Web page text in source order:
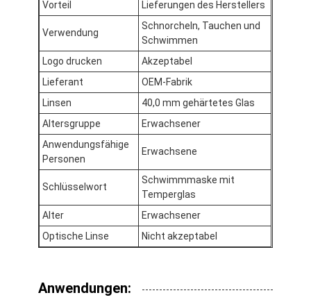
Über uns
Qualitätskontrolle
Kontakt mit uns
Neuigkeiten
Rechtssachen
Tauchmaske für Erwachsene
Tauchschnorchel
Vorteil Lieferungen des Herstellers
Verwendung
Schnorcheln, Tauchen und
Schwimmen
Logo drucken
Akzeptabel
Lieferant
OEM-Fabrik
Linsen
40,0 mm gehärtetes Glas
Altersgruppe
Erwachsener
Anwendungsfähige
Personen
Erwachsene
Schlüsselwort
Schwimmmaske mit
Temperglas
Alter
Erwachsener
Optische Linse
Nicht akzeptabel
Anwendungen: